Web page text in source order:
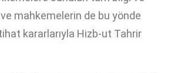
mahkemelerin de bu yönde
kararlarıyla Hizb-ut Tahrir